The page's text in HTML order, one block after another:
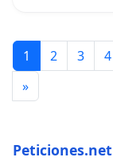
1 2 3 4
»
Peticiones.net